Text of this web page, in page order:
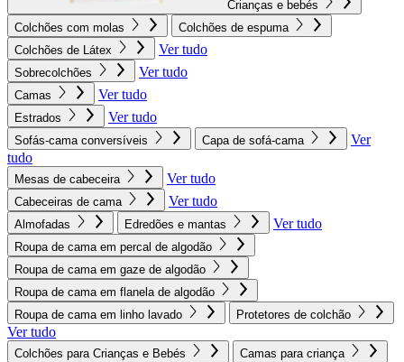
Crianças e bebés
Colchões com molas
Colchões de espuma
Colchões de Látex
Ver tudo
Sobrecolchões Ver tudo
Camas Ver tudo
Estrados Ver tudo
Sofás-cama conversíveis Capa de sofá-cama
Ver
tudo
Mesas de cabeceira Ver tudo
Cabeceiras de cama Ver tudo
Almofadas Edredões e mantas Ver tudo
Roupa de cama em percal de algodão
Roupa de cama em gaze de algodão
Roupa de cama em flanela de algodão
Roupa de cama em linho lavado
Protetores de colchão
Ver tudo
Colchões para Crianças e Bebés Camas para criança